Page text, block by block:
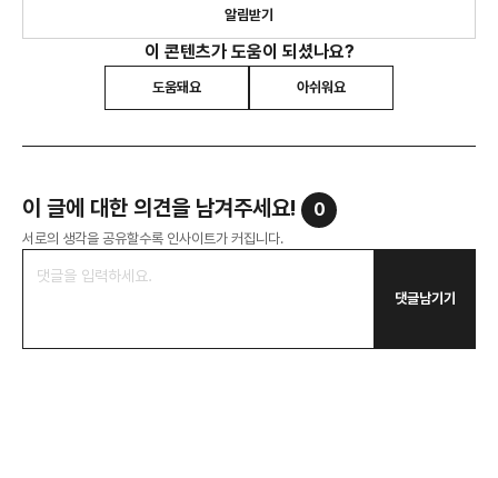
알림받기
이 콘텐츠가 도움이 되셨나요?
도움돼요 아쉬워요
이 글에 대한 의견을 남겨주세요! 0
서로의 생각을 공유할수록 인사이트가 커집니다.
댓글남기기